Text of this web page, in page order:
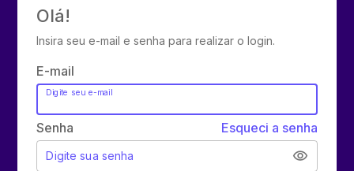
Olá!
Insira seu e-mail e senha para realizar o login.
E-mail
Digite seu e-mail
Senha Esqueci a senha
Digite sua senha visibility